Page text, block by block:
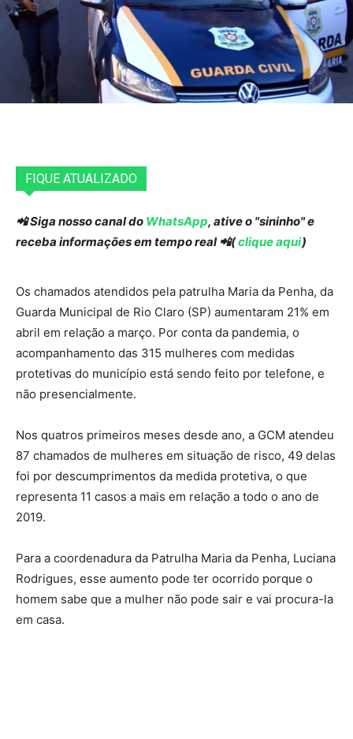
FIQUE ATUALIZADO
📲 Siga nosso canal do WhatsApp, ative o "sininho" e
receba informações em tempo real 📲(clique aqui)
Os chamados atendidos pela patrulha Maria da Penha, da
Guarda Municipal de Rio Claro (SP) aumentaram 21% em
abril em relação a março. Por conta da pandemia, o
acompanhamento das 315 mulheres com medidas
protetivas do município está sendo feito por telefone, e
não presencialmente.
Nos quatros primeiros meses desde ano, a GCM atendeu
87 chamados de mulheres em situação de risco, 49 delas
foi por descumprimentos da medida protetiva, o que
representa 11 casos a mais em relação a todo o ano de
2019.
Para a coordenadura da Patrulha Maria da Penha, Luciana
Rodrigues, esse aumento pode ter ocorrido porque o
homem sabe que a mulher não pode sair e vai procura-la
em casa.